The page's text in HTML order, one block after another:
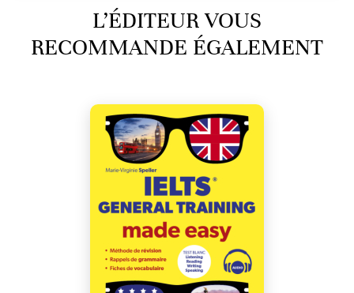
L’ÉDITEUR VOUS
RECOMMANDE ÉGALEMENT